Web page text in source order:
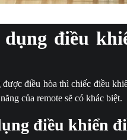
dụng điều
điều hòa thì chiếc điều
của remote sẽ có khác biệt.
điều khiển